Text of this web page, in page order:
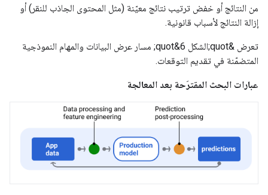
من النتائج أو خفض ترتيب نتائج معيّنة (مثل المحتوى الجاذب للنقر) أو
إزالة النتائج لأسباب قانونية.
تعرض &quot;الشكل 6&quot; مسار عرض البيانات والمهام النموذجية
المتضمّنة في تقديم التوقعات.
عبارات البحث المقترَحة بعد المعالجة